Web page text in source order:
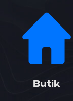
Butik